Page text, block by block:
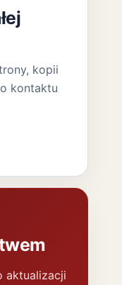
kopii
kontaktu
aktualizacji